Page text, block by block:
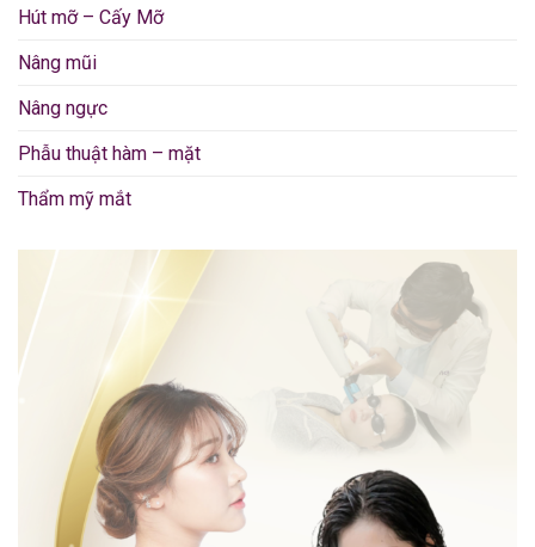
Hút mỡ – Cấy Mỡ
Nâng mũi
Nâng ngực
Phẫu thuật hàm – mặt
Thẩm mỹ mắt